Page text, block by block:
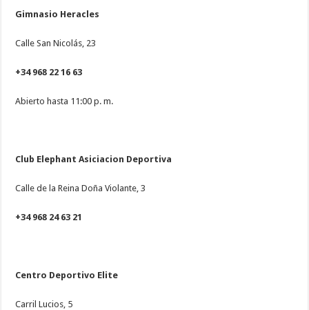
Gimnasio Heracles
Calle San Nicolás, 23
+34 968 22 16 63
Abierto hasta 11:00 p. m.
Club Elephant Asiciacion Deportiva
Calle de la Reina Doña Violante, 3
+34 968 24 63 21
Centro Deportivo Elite
Carril Lucios, 5